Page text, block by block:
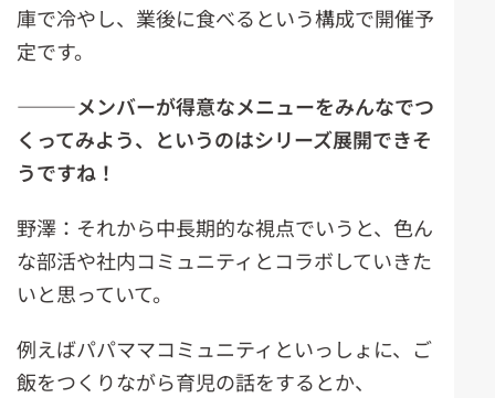
庫で冷やし、業後に食べるという構成で開催予
定です。
―――メンバーが得意なメニューをみんなでつ
くってみよう、というのはシリーズ展開できそ
うですね！
野澤：それから中長期的な視点でいうと、色ん
な部活や社内コミュニティとコラボしていきた
いと思っていて。
例えばパパママコミュニティといっしょに、ご
飯をつくりながら育児の話をするとか、